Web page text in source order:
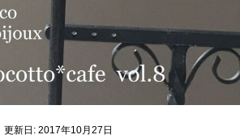
更新日: 2017年10月27日